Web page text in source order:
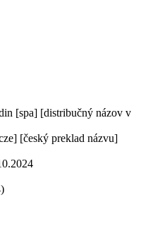
[spa] [distribučný názov v
[český preklad názvu]